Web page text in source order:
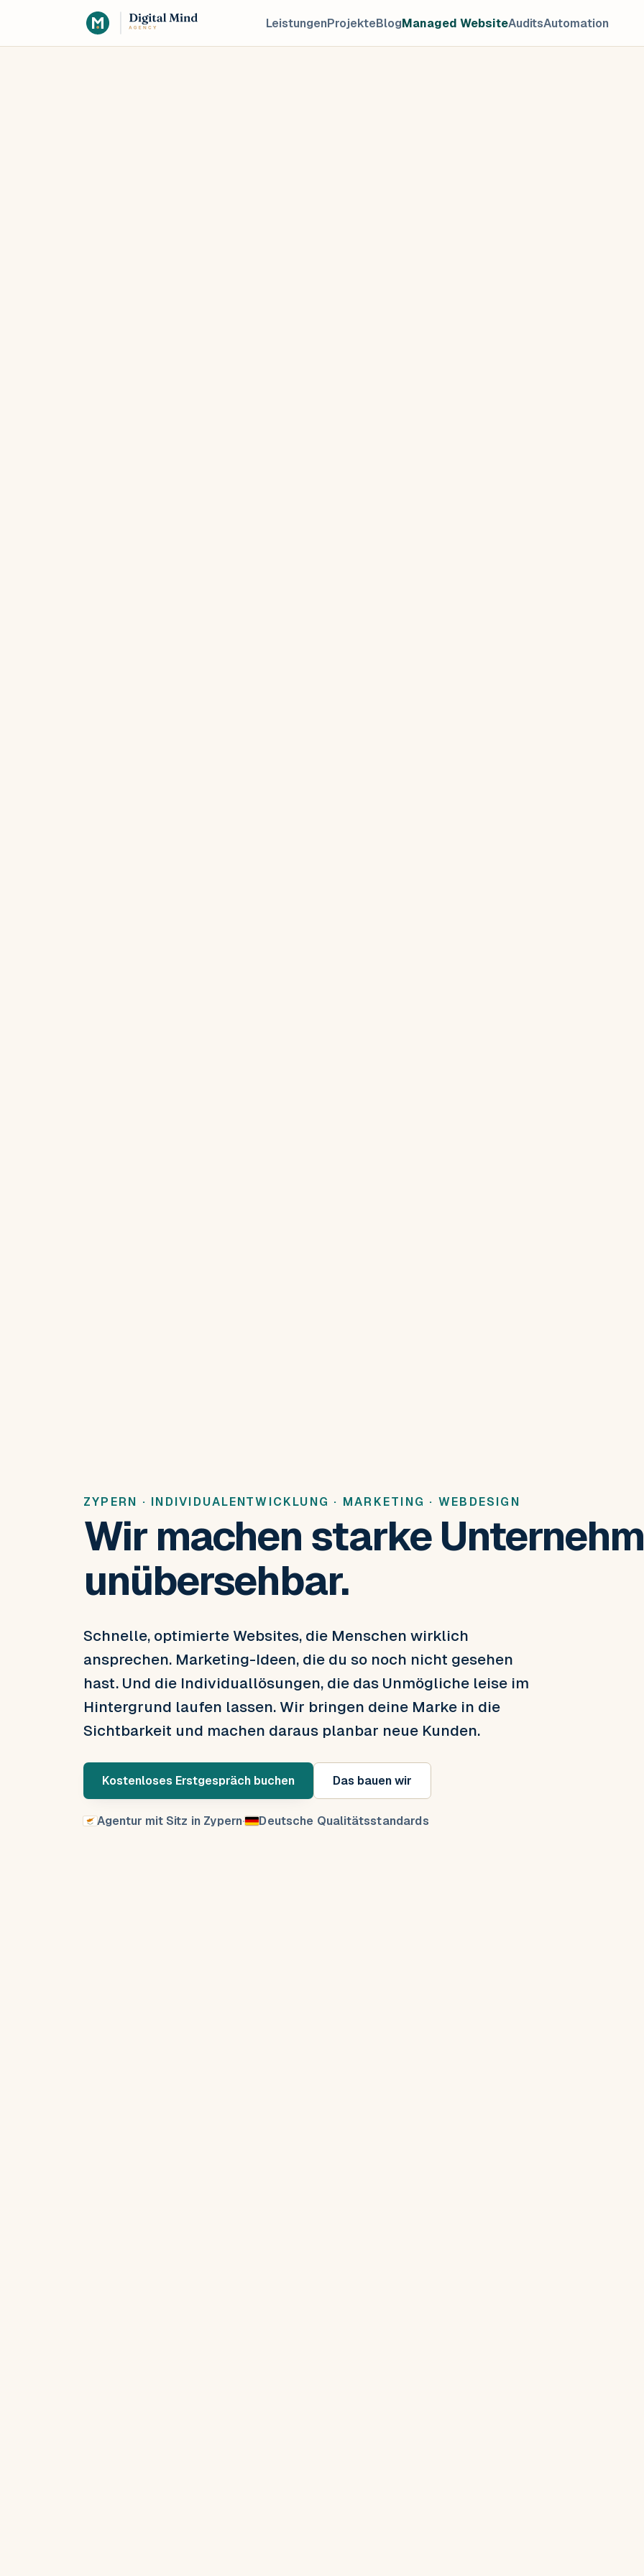
LeistungenProjekteBlogManaged WebsiteAuditsAutomation
ZYPERN · INDIVIDUALENTWICKLUNG · MARKETING · WEBDESIGN
Wir machen starke
unübersehbar.
Schnelle, optimierte Websites, die Menschen wirklich
ansprechen. Marketing-Ideen, die du so noch nicht gesehen
hast. Und die Individuallösungen, die das Unmögliche leise im
Hintergrund laufen lassen. Wir bringen deine Marke in die
Sichtbarkeit und machen daraus planbar neue Kunden.
Kostenloses Erstgespräch buchen Das bauen wir
Agentur mit Sitz in Zypern· Deutsche Qualitätsstandards